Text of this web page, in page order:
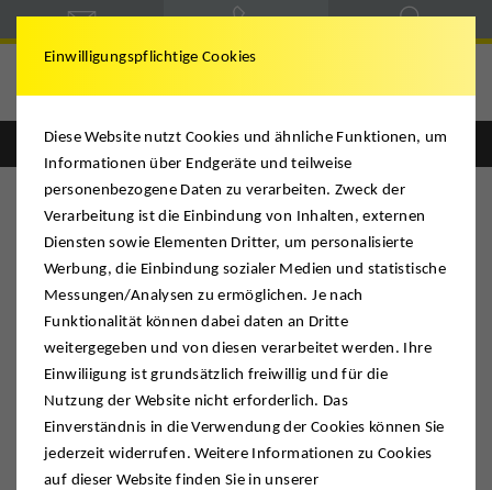
Englisch Deutsch
Höhne
PROFIUMZUG. DMS Höhne-Grass
unterstützt Yannik Keitel bei
Vereinswechsel
Einwilligungspflichtige Cookies
Diese Website nutzt Cookies und ähnliche Funktionen, um
Informationen über Endgeräte und teilweise
personenbezogene Daten zu verarbeiten. Zweck der
Verarbeitung ist die Einbindung von Inhalten, externen
Diensten sowie Elementen Dritter, um personalisierte
Werbung, die Einbindung sozialer Medien und statistische
Messungen/Analysen zu ermöglichen. Je nach
Funktionalität können dabei daten an Dritte
weitergegeben und von diesen verarbeitet werden. Ihre
Einwiliigung ist grundsätzlich freiwillig und für die
Nutzung der Website nicht erforderlich. Das
Einverständnis in die Verwendung der Cookies können Sie
jederzeit widerrufen. Weitere Informationen zu Cookies
auf dieser Website finden Sie in unserer